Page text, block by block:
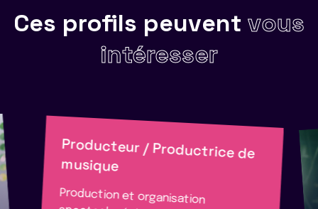
Ces profils peuvent vous
intéresser
Producteur / Productrice de
musique
Production et organisation
spectacle, évènementiel, cinéma,